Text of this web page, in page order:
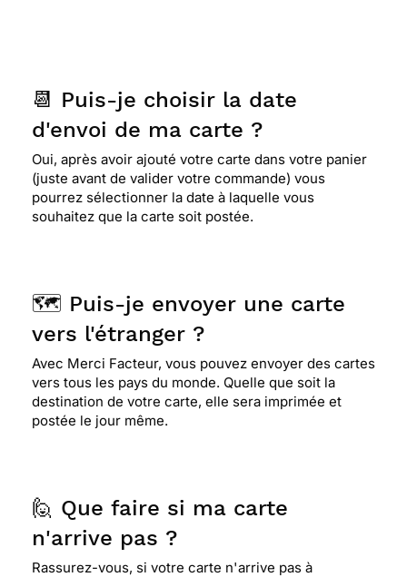
📆 Puis-je choisir la date
d'envoi de ma carte ?
Oui, après avoir ajouté votre carte dans votre panier
(juste avant de valider votre commande) vous
pourrez sélectionner la date à laquelle vous
souhaitez que la carte soit postée.
🗺️ Puis-je envoyer une carte
vers l'étranger ?
Avec Merci Facteur, vous pouvez envoyer des cartes
vers tous les pays du monde. Quelle que soit la
destination de votre carte, elle sera imprimée et
postée le jour même.
🙋 Que faire si ma carte
n'arrive pas ?
Rassurez-vous, si votre carte n'arrive pas à